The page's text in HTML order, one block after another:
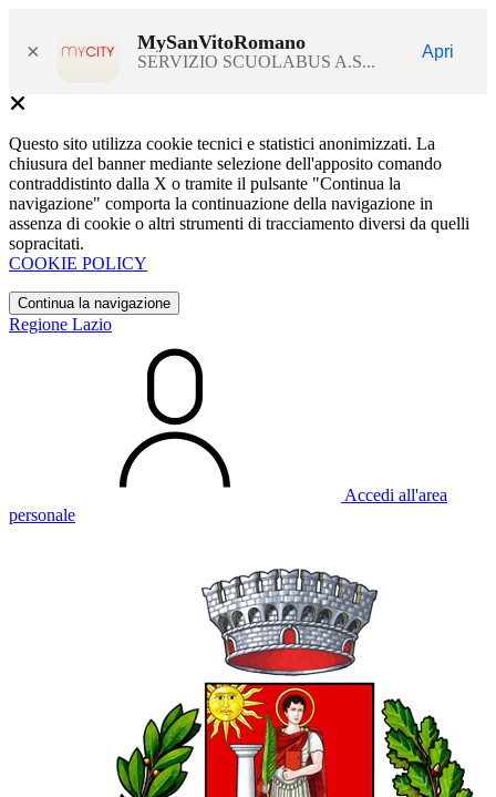
× MySanVitoRomano
SERVIZIO SCUOLABUS A.S...
Apri
Questo sito utilizza cookie tecnici e statistici anonimizzati. La
chiusura del banner mediante selezione dell'apposito comando
contraddistinto dalla X o tramite il pulsante "Continua la
navigazione" comporta la continuazione della navigazione in
assenza di cookie o altri strumenti di tracciamento diversi da quelli
sopracitati.
COOKIE POLICY
Continua la navigazione
Regione Lazio
Accedi all'area
personale